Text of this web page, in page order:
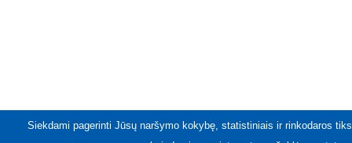
Siekdami pagerinti Jūsų naršymo kokybę, statistiniais ir rinkodaros